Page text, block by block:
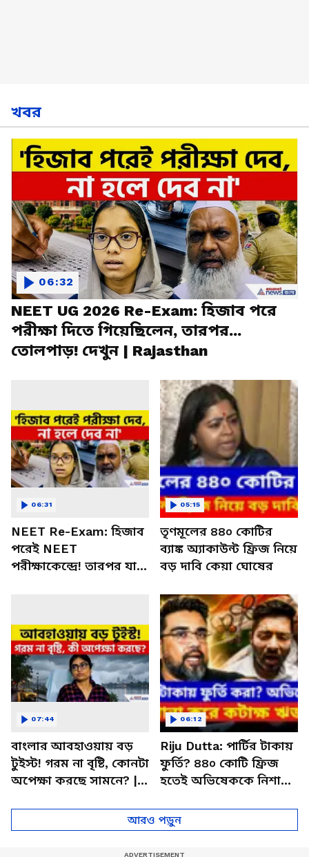
খবর
NEET UG 2026 Re-Exam: হিজাব পরে
পরীক্ষা দিতে গিয়েছিলেন, তারপর...
তোলপাড়! দেখুন | Rajasthan
06:32
NEET Re-Exam: হিজাব
পরেই NEET
পরীক্ষাকেন্দ্রে! তারপর যা
06:31
তৃণমূলের ৪৪০ কোটির
ব্যাঙ্ক অ্যাকাউন্ট ফ্রিজ নিয়ে
বড় দাবি কেয়া ঘোষের
05:15
বাংলার আবহাওয়ায় বড়
টুইস্ট! গরম না বৃষ্টি, কোনটা
অপেক্ষা করছে সামনে? |
07:44
Riju Dutta: পার্টির টাকায়
ফুর্তি? ৪৪০ কোটি ফ্রিজ
হতেই অভিষেককে নিশানা
06:12
আরও পড়ুন